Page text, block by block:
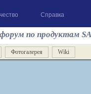
Справка
по продуктам
Фотогалерея Wiki